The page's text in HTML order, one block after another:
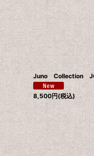
Juno Collection
8,500円(税込)